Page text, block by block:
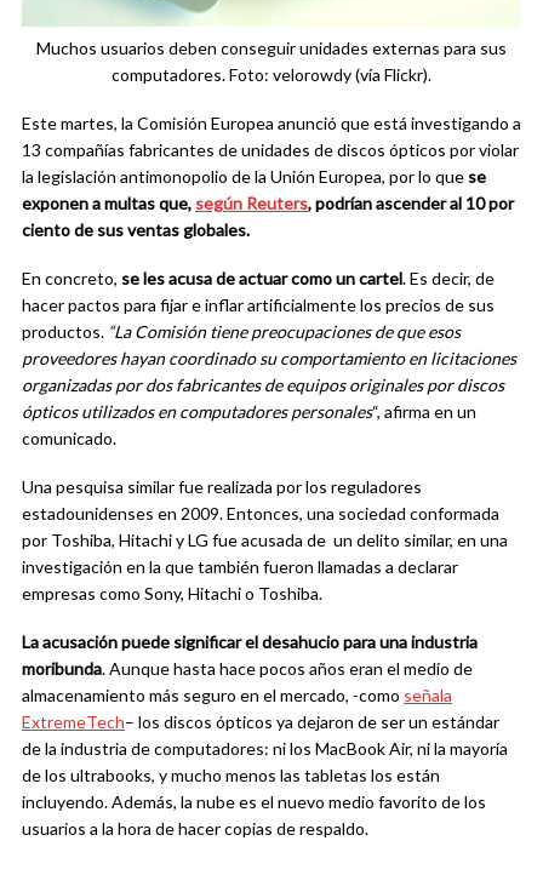
Muchos usuarios deben conseguir unidades externas para sus
computadores. Foto: velorowdy (vía Flickr).
Este martes, la Comisión Europea anunció que está investigando a
13 compañías fabricantes de unidades de discos ópticos por violar
la legislación antimonopolio de la Unión Europea, por lo que se
exponen a multas que, según Reuters, podrían ascender al 10 por
ciento de sus ventas globales.
En concreto, se les acusa de actuar como un cartel. Es decir, de
hacer pactos para fijar e inflar artificialmente los precios de sus
productos. “La Comisión tiene preocupaciones de que esos
proveedores hayan coordinado su comportamiento en licitaciones
organizadas por dos fabricantes de equipos originales por discos
ópticos utilizados en computadores personales“, afirma en un
comunicado.
Una pesquisa similar fue realizada por los reguladores
estadounidenses en 2009. Entonces, una sociedad conformada
por Toshiba, Hitachi y LG fue acusada de un delito similar, en una
investigación en la que también fueron llamadas a declarar
empresas como Sony, Hitachi o Toshiba.
La acusación puede significar el desahucio para una industria
moribunda. Aunque hasta hace pocos años eran el medio de
almacenamiento más seguro en el mercado, -como señala
ExtremeTech– los discos ópticos ya dejaron de ser un estándar
de la industria de computadores: ni los MacBook Air, ni la mayoría
de los ultrabooks, y mucho menos las tabletas los están
incluyendo. Además, la nube es el nuevo medio favorito de los
usuarios a la hora de hacer copias de respaldo.